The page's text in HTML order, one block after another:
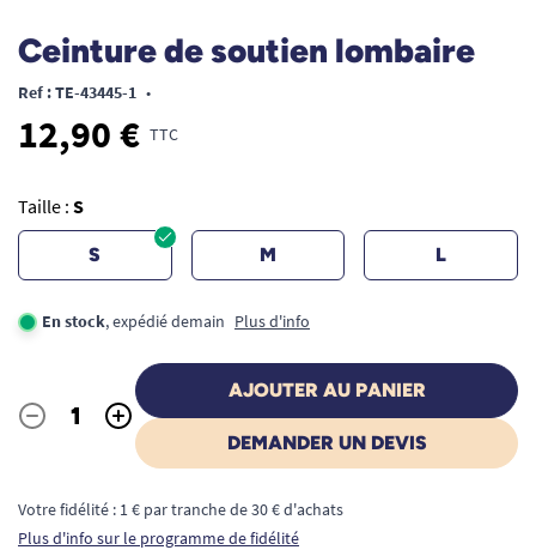
Ceinture de soutien lombaire
Ref : TE-43445-1 •
12,90 € TTC
Taille : S
S M L
En stock, expédié demain Plus d'info
Quantité
- +
AJOUTER AU PANIER
DEMANDER UN DEVIS
Votre fidélité : 1 € par tranche de 30 € d'achats
Plus d'info sur le programme de fidélité